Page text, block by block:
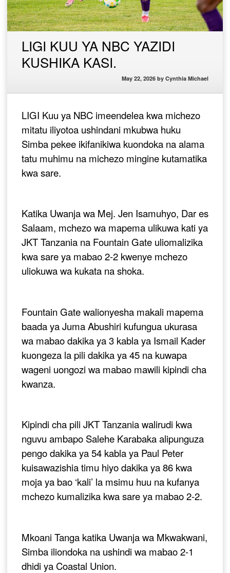
LIGI KUU YA NBC YAZIDI
KUSHIKA KASI.
May 22, 2026 by Cynthia Michael
LIGI Kuu ya NBC imeendelea kwa michezo
mitatu iliyotoa ushindani mkubwa huku
Simba pekee ikifanikiwa kuondoka na alama
tatu muhimu na michezo mingine kutamatika
kwa sare.
Katika Uwanja wa Mej. Jen Isamuhyo, Dar es
Salaam, mchezo wa mapema ulikuwa kati ya
JKT Tanzania na Fountain Gate uliomalizika
kwa sare ya mabao 2-2 kwenye mchezo
uliokuwa wa kukata na shoka.
Fountain Gate walionyesha makali mapema
baada ya Juma Abushiri kufungua ukurasa
wa mabao dakika ya 3 kabla ya Ismail Kader
kuongeza la pili dakika ya 45 na kuwapa
wageni uongozi wa mabao mawili kipindi cha
kwanza.
Kipindi cha pili JKT Tanzania walirudi kwa
nguvu ambapo Salehe Karabaka alipunguza
pengo dakika ya 54 kabla ya Paul Peter
kuisawazishia timu hiyo dakika ya 86 kwa
moja ya bao ‘kali’ la msimu huu na kufanya
mchezo kumalizika kwa sare ya mabao 2-2.
Mkoani Tanga katika Uwanja wa Mkwakwani,
Simba iliondoka na ushindi wa mabao 2-1
dhidi ya Coastal Union.